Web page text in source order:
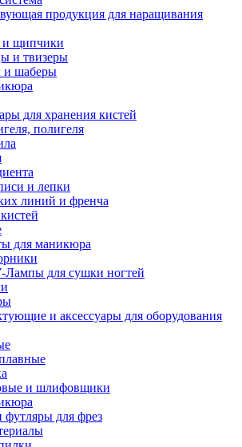
продукция для наращивания
и щипчики
и твизеры
шаберы
для хранения кистей
полигеля
и лепки
линий и френча
для маникюра
Лампы для сушки ногтей
и аксессуары для оборудования
и шлифовщики
для фрез